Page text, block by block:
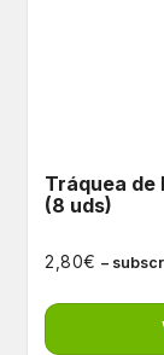
Tráquea de
(8 uds)
2,80€ –